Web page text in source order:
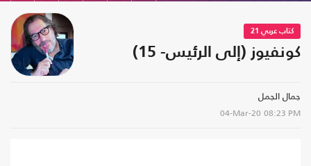
كتاب عربي 21
كونفيوز (إلى الرئيس- 15)
جمال الجمل
04-Mar-20 08:23 PM